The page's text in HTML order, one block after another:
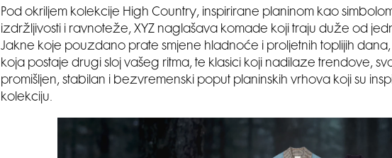
Pod okriljem kolekcije High Country, inspirirane planinom kao
izdržljivosti i ravnoteže, XYZ naglašava komade koji traju duže od
Jakne koje pouzdano prate smjene hladnoće i proljetnih toplijih
koja postaje drugi sloj vašeg ritma, te klasici koji nadilaze trendove,
promišljen, stabilan i bezvremenski poput planinskih vrhova koji su
kolekciju.